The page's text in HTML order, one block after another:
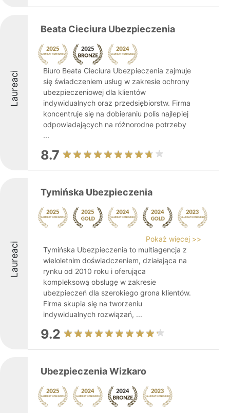
Laureaci
Beata Cieciura Ubezpieczenia
Biuro Beata Cieciura Ubezpieczenia zajmuje
się świadczeniem usług w zakresie ochrony
ubezpieczeniowej dla klientów
indywidualnych oraz przedsiębiorstw. Firma
koncentruje się na dobieraniu polis najlepiej
odpowiadających na różnorodne potrzeby
...
8.7
Laureaci
Tymińska Ubezpieczenia
Pokaż więcej >>
Tymińska Ubezpieczenia to multiagencja z
wieloletnim doświadczeniem, działająca na
rynku od 2010 roku i oferująca
kompleksową obsługę w zakresie
ubezpieczeń dla szerokiego grona klientów.
Firma skupia się na tworzeniu
indywidualnych rozwiązań, ...
9.2
Ubezpieczenia Wizkaro